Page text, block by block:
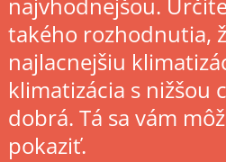
najvhodnejšou.
takého rozhodnutia,
najlacnejšiu
klimatizácia s nižšou
dobrá. Tá sa vám
pokaziť.